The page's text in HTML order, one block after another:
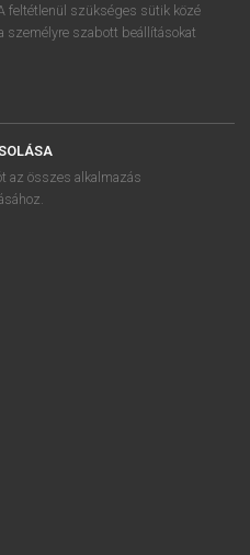
APPLIKÁCIÓ
BŐVÍTMÉNY
feltétlenül szükséges sütik közé
személyre szabott beállításokat
az összes alkalmazás